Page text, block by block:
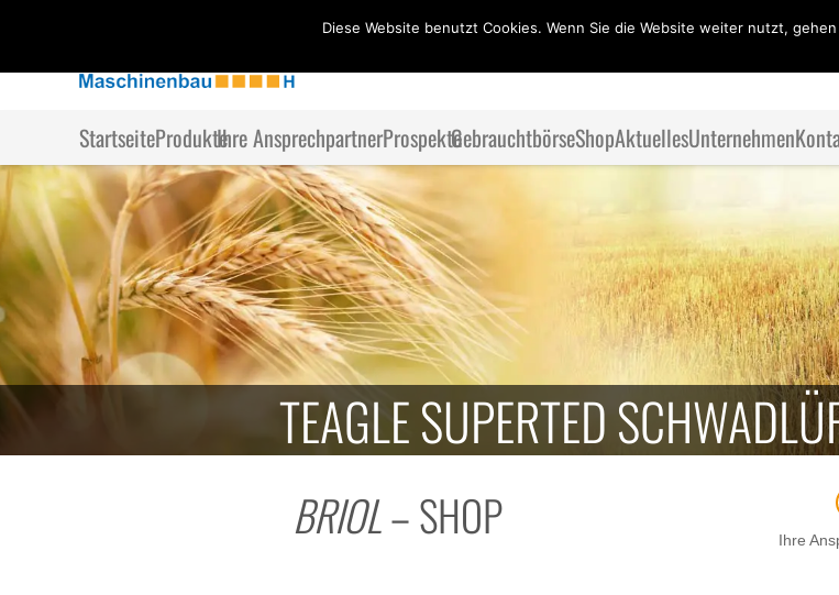
StartseiteProdukteIhre AnsprechpartnerProspekteGebrauchtbörseShopAktuellesUnternehmen
TEAGLE SUPERTED
BRIOL– SHOP Ihre
Diese Website benutzt Cookies. Wenn Sie die Website weiter nutzt,